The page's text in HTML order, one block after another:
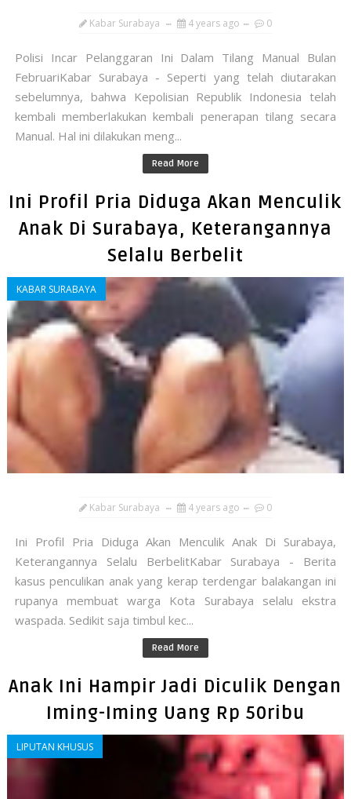
Kabar Surabaya 4 years ago 0
Polisi Incar Pelanggaran Ini Dalam Tilang Manual Bulan
FebruariKabar Surabaya - Seperti yang telah diutarakan
sebelumnya, bahwa Kepolisian Republik Indonesia telah
kembali memberlakukan kembali penerapan tilang secara
Manual. Hal ini dilakukan meng...
Read More
Ini Profil Pria Diduga Akan Menculik
Anak Di Surabaya, Keterangannya
Selalu Berbelit
KABAR SURABAYA
Kabar Surabaya 4 years ago 0
Ini Profil Pria Diduga Akan Menculik Anak Di Surabaya,
Keterangannya Selalu BerbelitKabar Surabaya - Berita
kasus penculikan anak yang kerap terdengar balakangan ini
rupanya membuat warga Kota Surabaya selalu ekstra
waspada. Sedikit saja timbul kec...
Read More
Anak Ini Hampir Jadi Diculik Dengan
Iming-Iming Uang Rp 50ribu
LIPUTAN KHUSUS